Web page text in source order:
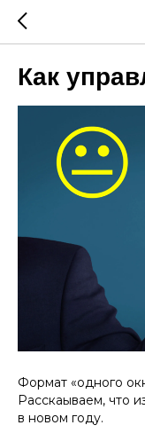
Как
Формат «одного
Расскаываем, что
в новом году.